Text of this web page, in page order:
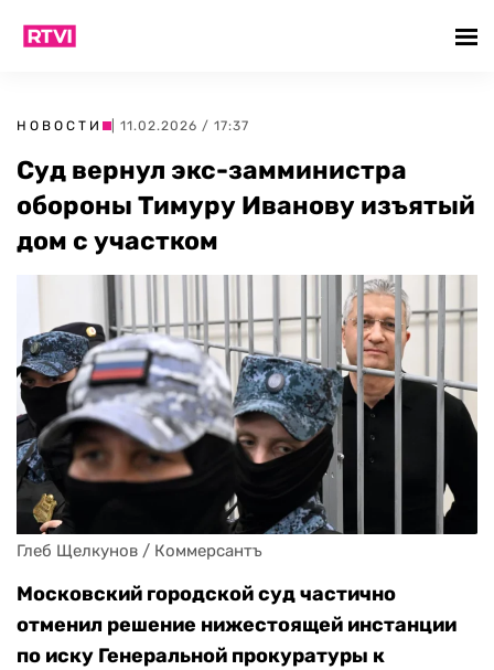
НОВОСТИ | 11.02.2026 / 17:37
Суд вернул экс-замминистра
обороны Тимуру Иванову изъятый
дом с участком
Глеб Щелкунов / Коммерсантъ
Московский городской суд частично
отменил решение нижестоящей инстанции
по иску Генеральной прокуратуры к